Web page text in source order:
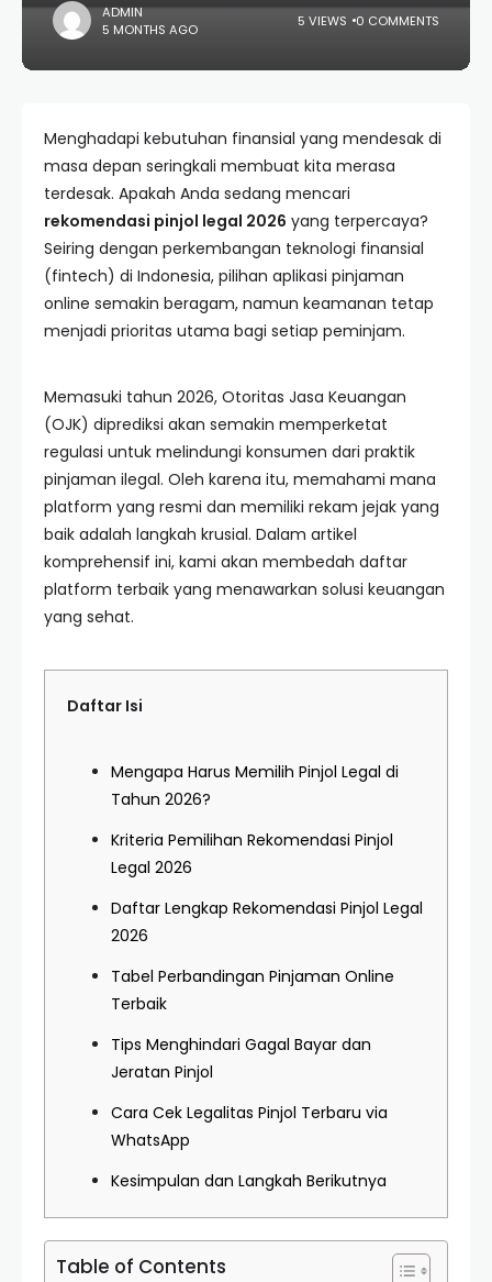
ADMIN
5 MONTHS AGO
5 VIEWS 0 COMMENTS
Menghadapi kebutuhan finansial yang mendesak di
masa depan seringkali membuat kita merasa
terdesak. Apakah Anda sedang mencari
rekomendasi pinjol legal 2026 yang terpercaya?
Seiring dengan perkembangan teknologi finansial
(fintech) di Indonesia, pilihan aplikasi pinjaman
online semakin beragam, namun keamanan tetap
menjadi prioritas utama bagi setiap peminjam.
Memasuki tahun 2026, Otoritas Jasa Keuangan
(OJK) diprediksi akan semakin memperketat
regulasi untuk melindungi konsumen dari praktik
pinjaman ilegal. Oleh karena itu, memahami mana
platform yang resmi dan memiliki rekam jejak yang
baik adalah langkah krusial. Dalam artikel
komprehensif ini, kami akan membedah daftar
platform terbaik yang menawarkan solusi keuangan
yang sehat.
Daftar Isi
Mengapa Harus Memilih Pinjol Legal di
Tahun 2026?
Kriteria Pemilihan Rekomendasi Pinjol
Legal 2026
Daftar Lengkap Rekomendasi Pinjol Legal
2026
Tabel Perbandingan Pinjaman Online
Terbaik
Tips Menghindari Gagal Bayar dan
Jeratan Pinjol
Cara Cek Legalitas Pinjol Terbaru via
WhatsApp
Kesimpulan dan Langkah Berikutnya
Table of Contents